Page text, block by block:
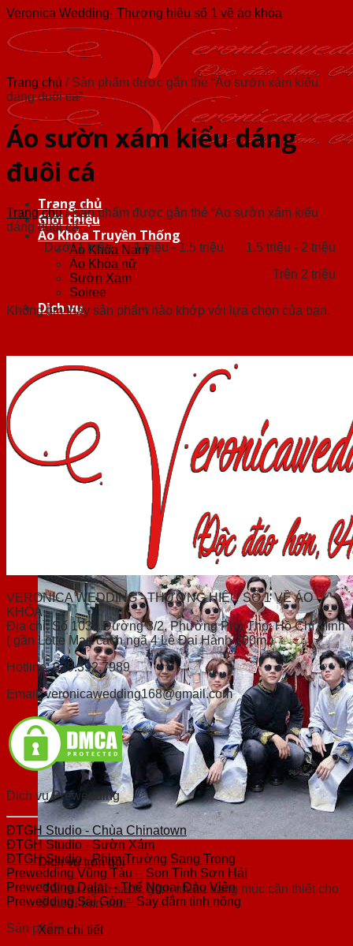
Veronica Wedding- Thương hiệu số 1 về áo khỏa
Trang chủ
Giới thiệu
Áo Khỏa Truyền Thống
Áo Khỏa Nam
Áo Khỏa nữ
Sườn Xám
Soiree
Dịch vụ
Dịch vụ trọn gói
"Tối ưu ngân sách, gồm nhiều hạng mục cần thiết cho
lễ cưới trọn vẹn"
Xem chi tiết
Trang chủ /Sản phẩm được gắn thẻ “Áo sườn xám kiểu
dáng đuôi cá”
Áo sườn xám kiểu dáng
đuôi cá
Trang chủ /Sản phẩm được gắn thẻ “Áo sườn xám kiểu
dáng đuôi cá”
Dưới 1 triệu
1 triệu - 1.5 triệu
1.5 triệu - 2 triệu
Trên 2 triệu
Không tìm thấy sản phẩm nào khớp với lựa chọn của bạn.
VERONICA WEDDING - THƯƠNG HIỆU SỐ 1 VỀ ÁO
KHỎA
Địa chỉ: Số 1030 Đường 3/2, Phường Phú Thọ, Hồ Chí Minh
( gần Lotte Mart cách ngã 4 Lê Đại Hành 200m )
Hotline: 039.392.7989
Email:veronicawedding168@gmail.com
Dịch vụ Prewedding
ĐTGH Studio - Chùa Chinatown
ĐTGH Studio - Sườn Xám
ĐTGH Studio - Phim Trường Sang Trọng
Prewedding Vũng Tàu – Son Tình Sơn Hải
Prewedding Dalat – Thế Ngoại Đào Viên
Prewedding Sài Gòn – Say đắm tình nồng
Sản phẩm